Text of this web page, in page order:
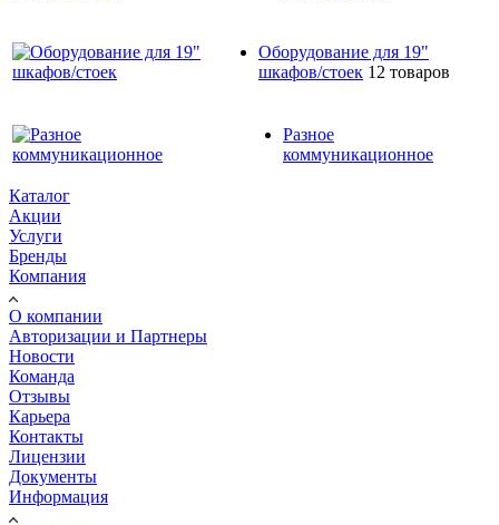
Оборудование для 19"
шкафов/стоек 12 товаров
Разное
коммуникационное
Каталог
Акции
Услуги
Бренды
Компания
О компании
Авторизации и Партнеры
Новости
Команда
Отзывы
Карьера
Контакты
Лицензии
Документы
Информация